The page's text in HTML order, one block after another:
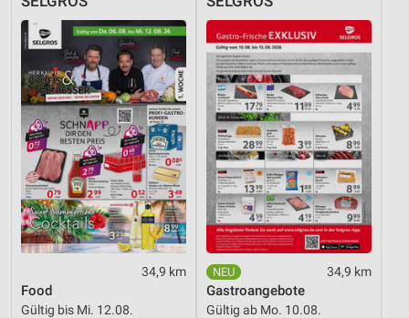
34,9 km
Food
Gültig bis Mi. 12.08.
34,9 km
Gastroangebote
Gültig ab Mo. 10.08.